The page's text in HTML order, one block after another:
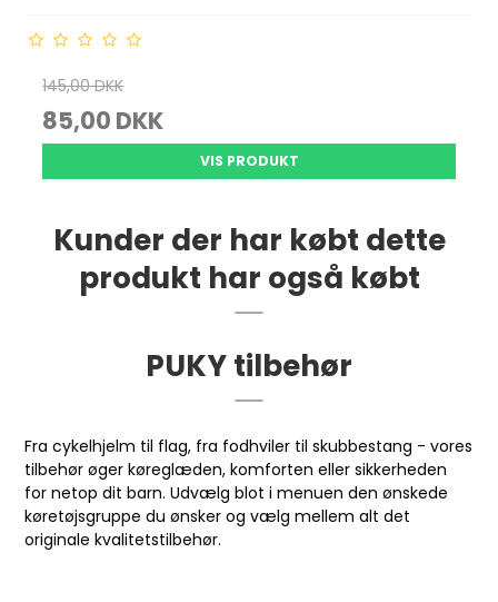
145,00 DKK
85,00 DKK
VIS PRODUKT
Kunder der har købt dette
produkt har også købt
PUKY tilbehør
Fra cykelhjelm til flag, fra fodhviler til skubbestang - vores
tilbehør øger køreglæden, komforten eller sikkerheden
for netop dit barn. Udvælg blot i menuen den ønskede
køretøjsgruppe du ønsker og vælg mellem alt det
originale kvalitetstilbehør.